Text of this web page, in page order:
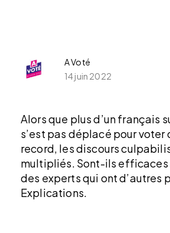
A Voté
14 juin 2022
Alors que plus d’un français
s’est pas déplacé pour voter
record, les discours
multipliés. Sont-ils efficaces
des experts qui ont d’autres
Explications.